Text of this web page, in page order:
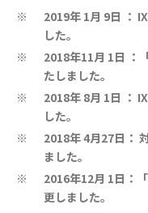
※
2019年 1月 9日 ：
した。
※
2018年11月 1日 ：
たしました。
※
2018年 8月 1日 ：
した。
※
2018年 4月27日：
ました。
※
2016年12月 1日：
更しました。